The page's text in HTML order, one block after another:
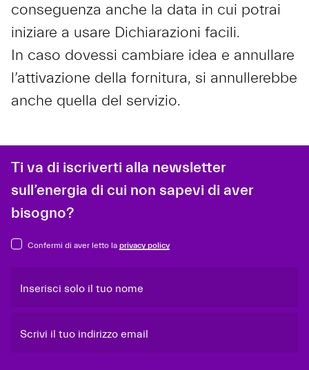
conseguenza anche la data in cui potrai
iniziare a usare Dichiarazioni facili.
In caso dovessi cambiare idea e annullare
l’attivazione della fornitura, si annullerebbe
anche quella del servizio.
Ti va di iscriverti alla newsletter
sull’energia di cui non sapevi di aver
bisogno?
Confermi di aver letto la privacy policy
Inserisci solo il tuo nome
Scrivi il tuo indirizzo email